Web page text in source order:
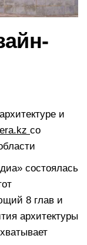
и
со
состоялась
8 глав и
архитектуры